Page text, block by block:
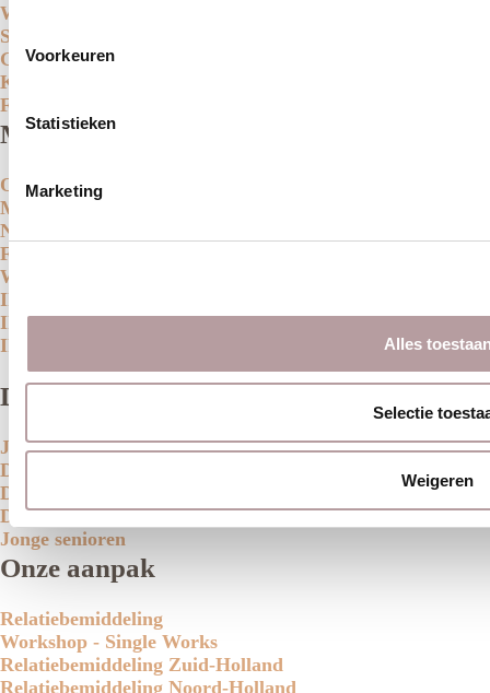
Voorkeuren
Statistieken
Marketing
Alles
Selectie
Weigeren
Wanneer heb jij je hetero-zijn bekendgemaakt?
Single en verlangen naar intimiteit
Goede voornemens
Kent liefde (leef)tijdsgrenzen?
Flirten zonder ongemak
Mate & Date
Over ons
Married At First Sight 2026
Nieuws
FAQ
Workshop
Ik zoek een date
Ik zoek een man
Ik zoek een vrouw
Doelgroepen
Jongeren
Dertigers en Veertigers
Daten als 50-plusser
Daten na verlies
Jonge senioren
Onze aanpak
Relatiebemiddeling
Workshop - Single Works
Relatiebemiddeling Zuid-Holland
Relatiebemiddeling Noord-Holland